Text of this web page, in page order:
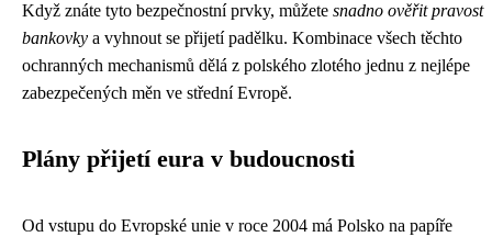
Když znáte tyto bezpečnostní prvky, můžete snadno ověřit pravost
bankovky a vyhnout se přijetí padělku. Kombinace všech těchto
ochranných mechanismů dělá z polského zlotého jednu z nejlépe
zabezpečených měn ve střední Evropě.
Plány přijetí eura v budoucnosti
Od vstupu do Evropské unie v roce 2004 má Polsko na papíře